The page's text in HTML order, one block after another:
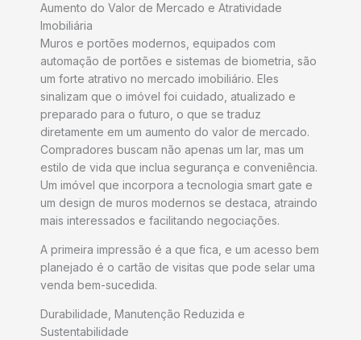
Aumento do Valor de Mercado e Atratividade
Imobiliária
Muros e portões modernos, equipados com
automação de portões e sistemas de biometria, são
um forte atrativo no mercado imobiliário. Eles
sinalizam que o imóvel foi cuidado, atualizado e
preparado para o futuro, o que se traduz
diretamente em um aumento do valor de mercado.
Compradores buscam não apenas um lar, mas um
estilo de vida que inclua segurança e conveniência.
Um imóvel que incorpora a tecnologia smart gate e
um design de muros modernos se destaca, atraindo
mais interessados e facilitando negociações.
A primeira impressão é a que fica, e um acesso bem
planejado é o cartão de visitas que pode selar uma
venda bem-sucedida.
Durabilidade, Manutenção Reduzida e
Sustentabilidade